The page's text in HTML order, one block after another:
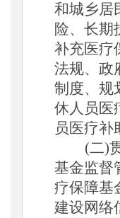
和城乡居
险、长期
补充医疗
法规、政
制度、规
休人员医
员医疗补
(二)
基金监督
疗保障基
建设网络